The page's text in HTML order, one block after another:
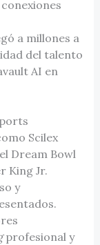
a millones a
del talento
AI en
Scilex
Dream Bowl
King Jr.
y
profesional y